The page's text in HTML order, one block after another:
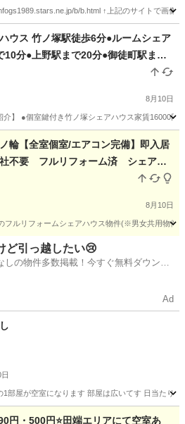
ェア●シェアハウス足立区◆ 東京シ
b/b.html ↑上記のサイトで画像
シェアハウス シェア
ウス 竹ノ塚駅徒歩6分●ルームシェア
10分●上野駅まで20分●御徒町駅まで2
分●ゲストハウス足立区 西新井シ
千住シェアハウス日比谷線●足立区シ
京シェアハウス
8月10日
介】 ●個室鍵付き竹ノ塚シェアハウス家賃16000
徒歩
輪【全室個室/エアコン完備】即入居
不要 フルリフォーム済 シェアハ
共用）
8月10日
フルリフォームシェアハウス物件(※男女共用物
シェアハウス 無料
ど引っ越したい😢
しの物件多数掲載！今すぐ無料ダウンロ
Ad
1部屋が空室になります 部屋は広いてす 日当た
シェアハウス 部屋
円・500円⭐️田端エリアにて空室あ